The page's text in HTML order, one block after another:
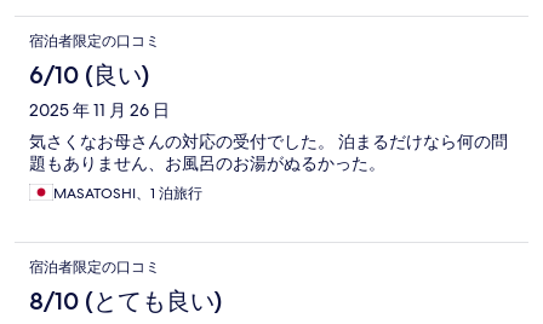
宿泊者限定の口コミ
6/10 (良い)
2025 年 11 月 26 日
気さくなお母さんの対応の受付でした。 泊まるだけなら何の問
題もありません、お風呂のお湯がぬるかった。
MASATOSHI、1 泊旅行
宿泊者限定の口コミ
8/10 (とても良い)